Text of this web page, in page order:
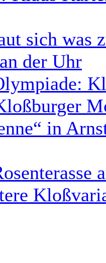
sich was
der Uhr
in